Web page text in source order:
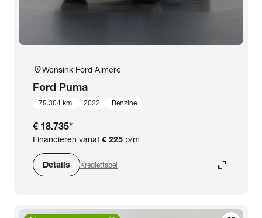
location_onWensink Ford Almere
Ford Puma
75.304 km 2022 Benzine
€ 18.735*
Financieren vanaf€ 225 p/m
Details Krediettabel expand_content